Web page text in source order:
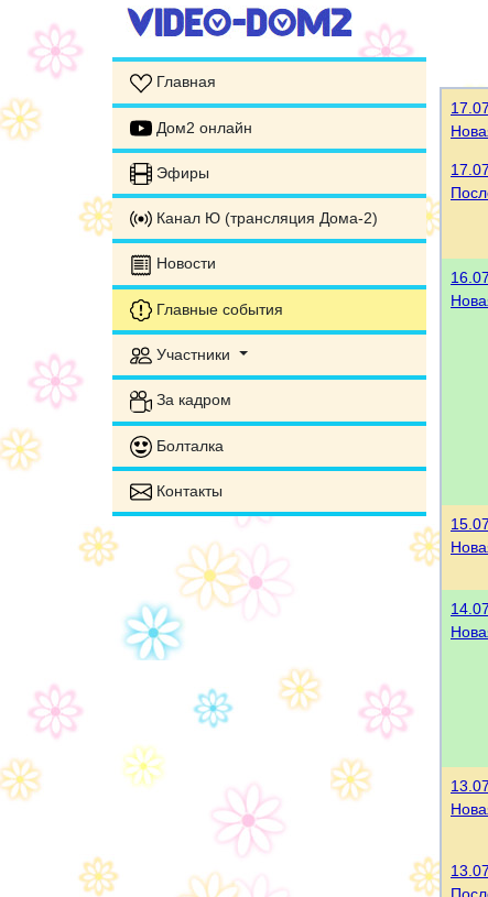
Главная
Дом2 онлайн
Эфиры
Канал Ю (трансляция Дома-2)
Новости
Главные события
Участники
За кадром
Болталка
Контакты